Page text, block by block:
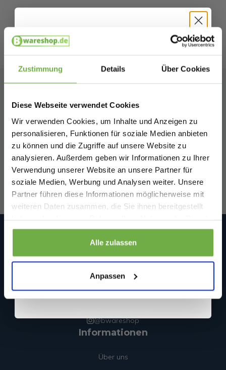
Zustimmung Details Über Cookies
Diese Webseite verwendet Cookies
Wir verwenden Cookies, um Inhalte und Anzeigen zu
personalisieren, Funktionen für soziale Medien anbieten
zu können und die Zugriffe auf unsere Website zu
analysieren. Außerdem geben wir Informationen zu Ihrer
Verwendung unserer Website an unsere Partner für
soziale Medien, Werbung und Analysen weiter. Unsere
Partner führen diese Informationen möglicherweise mit
weiteren Daten zusammen, die Sie ihnen bereitgestellt
gesammelt haben.
Alle zulassen
Anpassen
Abonnieren Sie unseren
Newsletter
Bleiben Sie auf dem Laufenden über unsere neuesten
Aktionen!
Wir sind an Werktagen (Mo. bis Fr.) unter folgender E-Mail
erreichbar: info@bwareshop.de
40468 Düsseldorf
Deutschland (keine Rücksendeadresse)
+31 850519680
@bwareshop
Informationen
Über uns
Schnäppchenjäger 👋
Melde dich an und erhalte sofort
Rabatten bis zu 70%.
Geburtstag
Sicher dir 5 € Rabatt
Wenn du dich anmeldest, erklärst du dich damit einverstanden, Angebote
erhalten. Außerdem stimmst du unserer
Datenschutzerklärung